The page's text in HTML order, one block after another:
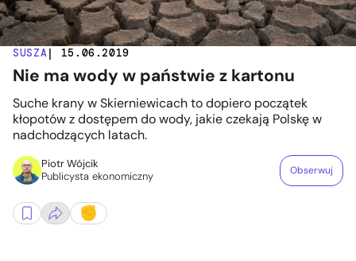
SUSZA| 15.06.2019
Nie ma wody w państwie z kartonu
Suche krany w Skierniewicach to dopiero początek
kłopotów z dostępem do wody, jakie czekają Polskę w
nadchodzących latach.
Piotr Wójcik
Publicysta ekonomiczny
Obserwuj